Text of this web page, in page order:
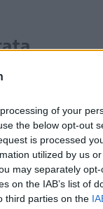
of your
the below opt-out
is processed
utilized by us
may separately
on the IAB’s list of
third parties on the
a
arról